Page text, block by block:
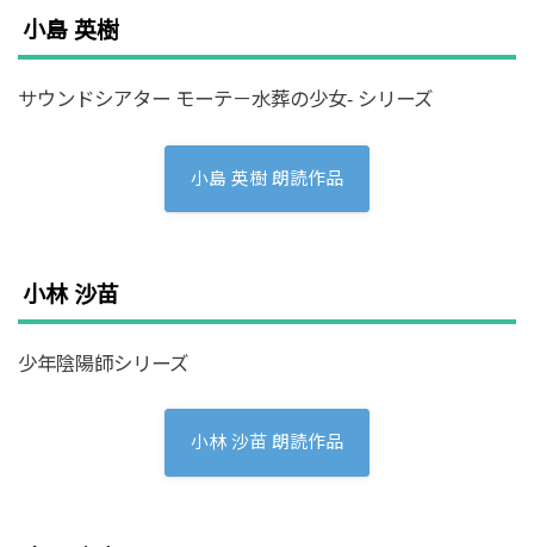
小島 英樹
サウンドシアター モーテ－水葬の少女- シリーズ
小島 英樹 朗読作品
小林 沙苗
少年陰陽師シリーズ
小林 沙苗 朗読作品